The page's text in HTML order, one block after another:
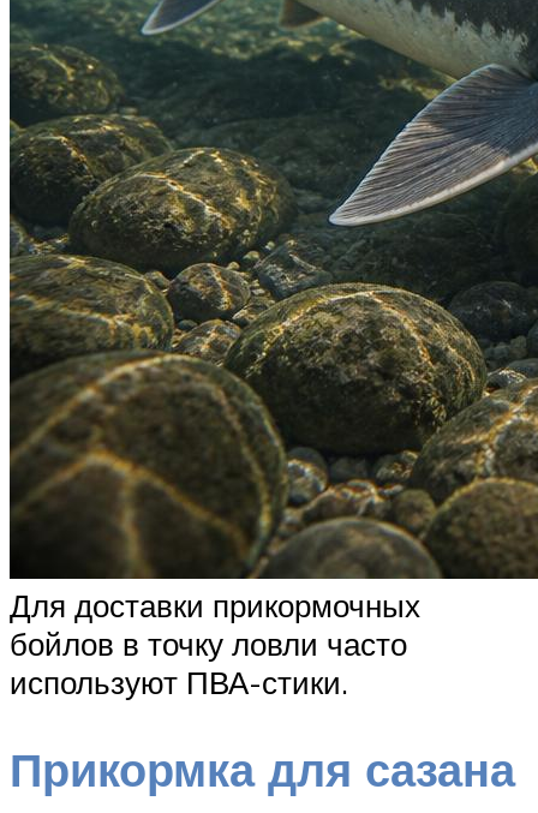
Для доставки прикормочных
бойлов в точку ловли часто
используют ПВА-стики.
Прикормка для сазана